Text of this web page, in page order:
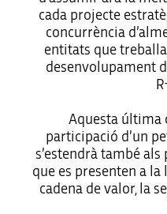
cada projecte
concurrència
entitats que
desenvolupament
Aquesta última
participació d’un
s’estendrà també als
que es presenten a
cadena de valor, la